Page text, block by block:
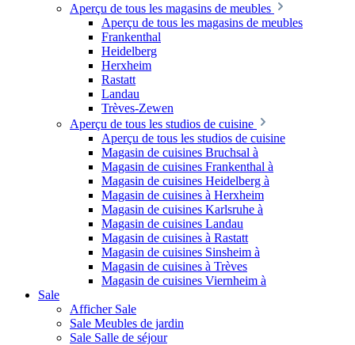
Aperçu de tous les magasins de meubles
Aperçu de tous les magasins de meubles
Frankenthal
Heidelberg
Herxheim
Rastatt
Landau
Trèves-Zewen
Aperçu de tous les studios de cuisine
Aperçu de tous les studios de cuisine
Magasin de cuisines Bruchsal à
Magasin de cuisines Frankenthal à
Magasin de cuisines Heidelberg à
Magasin de cuisines à Herxheim
Magasin de cuisines Karlsruhe à
Magasin de cuisines Landau
Magasin de cuisines à Rastatt
Magasin de cuisines Sinsheim à
Magasin de cuisines à Trèves
Magasin de cuisines Viernheim à
Sale
Afficher Sale
Sale Meubles de jardin
Sale Salle de séjour